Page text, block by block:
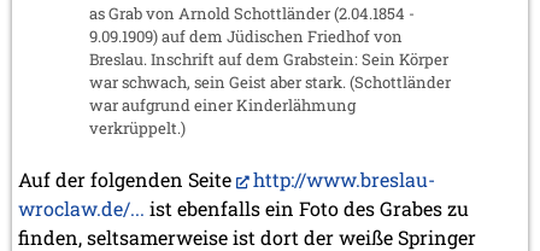
as Grab von Arnold Schottländer (2.04.1854 -
9.09.1909) auf dem Jüdischen Friedhof von
Breslau. Inschrift auf dem Grabstein: Sein Körper
war schwach, sein Geist aber stark. (Schottländer
war aufgrund einer Kinderlähmung
verkrüppelt.)
Auf der folgenden Seite
http://www.breslau-
wroclaw.de/... ist ebenfalls ein Foto des Grabes zu
finden, seltsamerweise ist dort der weiße Springer